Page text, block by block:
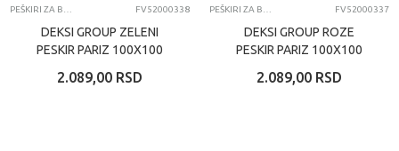
FV52000338
DEKSI GROUP ZELENI
PESKIR PARIZ 100X100
2.089,00 RSD
FV52000337
DEKSI GROUP ROZE
PESKIR PARIZ 100X100
2.089,00 RSD